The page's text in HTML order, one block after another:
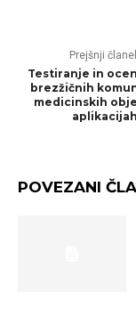
Prejšnji
Testiranje in
brezžičnih
medicinskih
aplikacijah
POVEZANI